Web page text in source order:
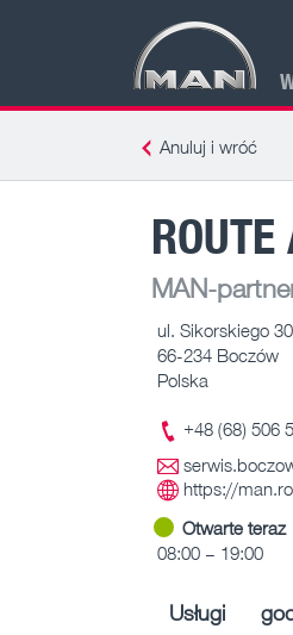
Anuluj i wróć
MAN-
ul. Sikorskiego 30
66-234 Boczów
Polska
+48 (68) 506
https://
Otwarte teraz
08:00 – 19:00
Usługi